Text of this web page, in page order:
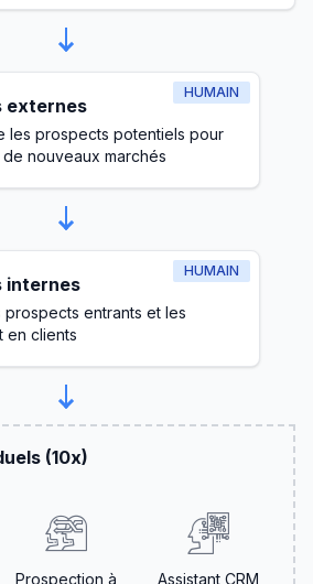
HUMAIN
externes
les prospects potentiels pour
nouveaux marchés
HUMAIN
internes
prospects entrants et les
en clients
(10x)
Prospection à Assistant CRM